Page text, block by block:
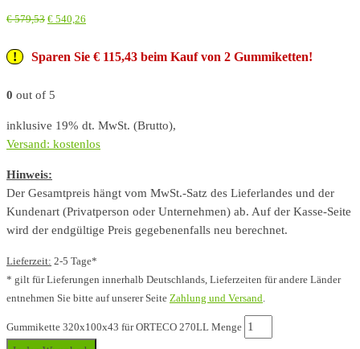
€579,53 € 540,26
Sparen Sie € 115,43 beim Kauf von 2 Gummiketten!
0 out of 5
inklusive 19% dt. MwSt. (Brutto),
Versand: kostenlos
Hinweis:
Der Gesamtpreis hängt vom MwSt.-Satz des Lieferlandes und der
Kundenart (Privatperson oder Unternehmen) ab. Auf der Kasse-Seite
wird der endgültige Preis gegebenenfalls neu berechnet.
Lieferzeit: 2-5 Tage*
* gilt für Lieferungen innerhalb Deutschlands, Lieferzeiten für andere Länder
entnehmen Sie bitte auf unserer Seite Zahlung und Versand
Gummikette 320x100x43 für ORTECO 270LL Menge